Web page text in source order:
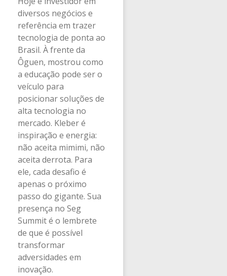
diversos negócios e
referência em trazer
tecnologia de ponta ao
Brasil. À frente da
Ôguen, mostrou como
a educação pode ser o
veículo para
posicionar soluções de
alta tecnologia no
mercado. Kleber é
inspiração e energia:
não aceita mimimi, não
aceita derrota. Para
ele, cada desafio é
apenas o próximo
passo do gigante. Sua
presença no Seg
Summit é o lembrete
de que é possível
transformar
adversidades em
inovação.